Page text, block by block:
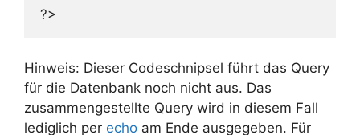
?>
Hinweis: Dieser Codeschnipsel führt das Query
für die Datenbank noch nicht aus. Das
zusammengestellte Query wird in diesem Fall
lediglich per echo am Ende ausgegeben. Für